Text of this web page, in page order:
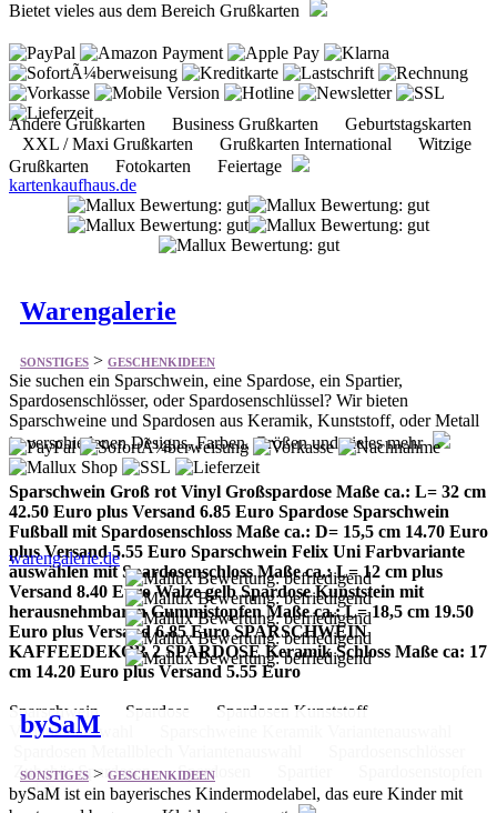
Bietet vieles aus dem Bereich Grußkarten
Andere Grußkarten Business Grußkarten Geburtstagskarten
XXL / Maxi Grußkarten Grußkarten International Witzige
Grußkarten Fotokarten Feiertage
kartenkaufhaus.de
Warengalerie
SONSTIGES>GESCHENKIDEEN
Sie suchen ein Sparschwein, eine Spardose, ein Spartier,
Spardosenschlösser, oder Spardosenschlüssel? Wir bieten
Sparschweine und Spardosen aus Keramik, Kunststoff, oder Metall
in verschiedenen Designs, Farben, Größen und vieles mehr
Sparschwein Groß rot Vinyl Großspardose Maße ca.: L= 32 cm
42.50 Euro plus Versand 6.85 Euro Spardose Sparschwein
Fußball mit Spardosenschloss Maße ca.: D= 15,5 cm 14.70 Euro
plus Versand 5.55 Euro Sparschwein Felix Uni Farbvariante
auswählen mit Spardosenschloss Maße ca.: L= 12 cm plus
Versand 8.40 Euro Walze gelb Spardose Kunststein mit
herausnehmbaren Gummistopfen Maße ca.: L= 18,5 cm 19.50
Euro plus Versand 6.85 Euro SPARSCHWEIN
KAFFEEDEKOR 2 SPARDOSE Keramik Schloss Maße ca: 17
cm 14.20 Euro plus Versand 5.55 Euro
Sparschwein Spardose Spardosen Kunststoff
Variantenauswahl Sparschweine Keramik Variantenauswahl
Zubehör Spardosen Spardosen Spartier Spardosenstopfen
warengalerie.de
bySaM
SONSTIGES>GESCHENKIDEEN
bySaM ist ein bayerisches Kindermodelabel, das eure Kinder mit